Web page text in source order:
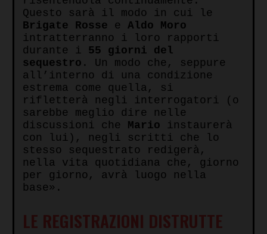
Questo sarà il modo in cui le
Brigate Rosse e Aldo Moro
intratterranno i loro rapporti
durante i 55 giorni del
sequestro . Un modo che, seppure
all’interno di una condizione
estrema come quella, si
rifletterà negli interrogatori (o
sarebbe meglio dire nelle
discussioni che Mario instaurerà
con lui), negli scritti che lo
stesso sequestrato redigerà,
nella vita quotidiana che, giorno
per giorno, avrà luogo nella
base».
LE REGISTRAZIONI DISTRUTTE